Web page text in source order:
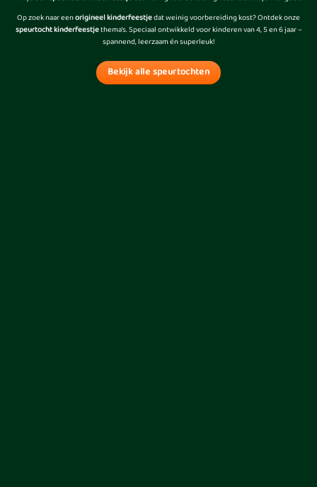
Op zoek naar eenorigineel kinderfeestjedat weinig voorbereiding kost? Ontdek onze
speurtocht kinderfeestjethema’s. Speciaal ontwikkeld voor kinderen van 4, 5 en 6 jaar –
spannend, leerzaam én superleuk!
Bekijk alle speurtochten